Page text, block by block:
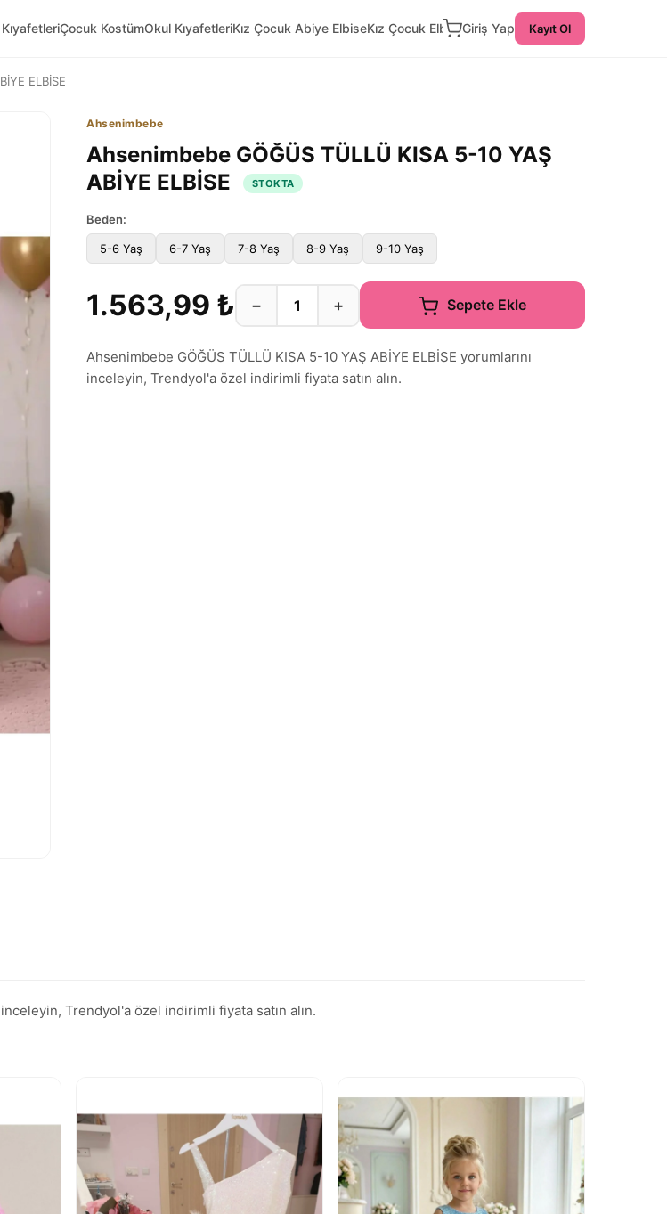
Çocuk KostümOkul KıyafetleriKız Çocuk Abiye ElbiseKız Çocuk ElbiseGiriş Yap Kayıt Ol
ELBİSE
Ahsenimbebe
Ahsenimbebe GÖĞÜS TÜLLÜ KISA 5-10 YAŞ
ABİYE ELBİSE
STOKTA
Beden:
5-6 Yaş 6-7 Yaş 7-8 Yaş 8-9 Yaş 9-10 Yaş
1.563,99 ₺ − + Sepete Ekle
Ahsenimbebe GÖĞÜS TÜLLÜ KISA 5-10 YAŞ ABİYE ELBİSE yorumlarını
inceleyin, Trendyol'a özel indirimli fiyata satın alın.
Trendyol'a özel indirimli fiyata satın alın.